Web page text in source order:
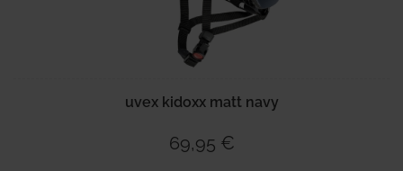
uvex kidoxx matt navy
69,95 €